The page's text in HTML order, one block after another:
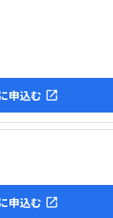
申込む
申込む